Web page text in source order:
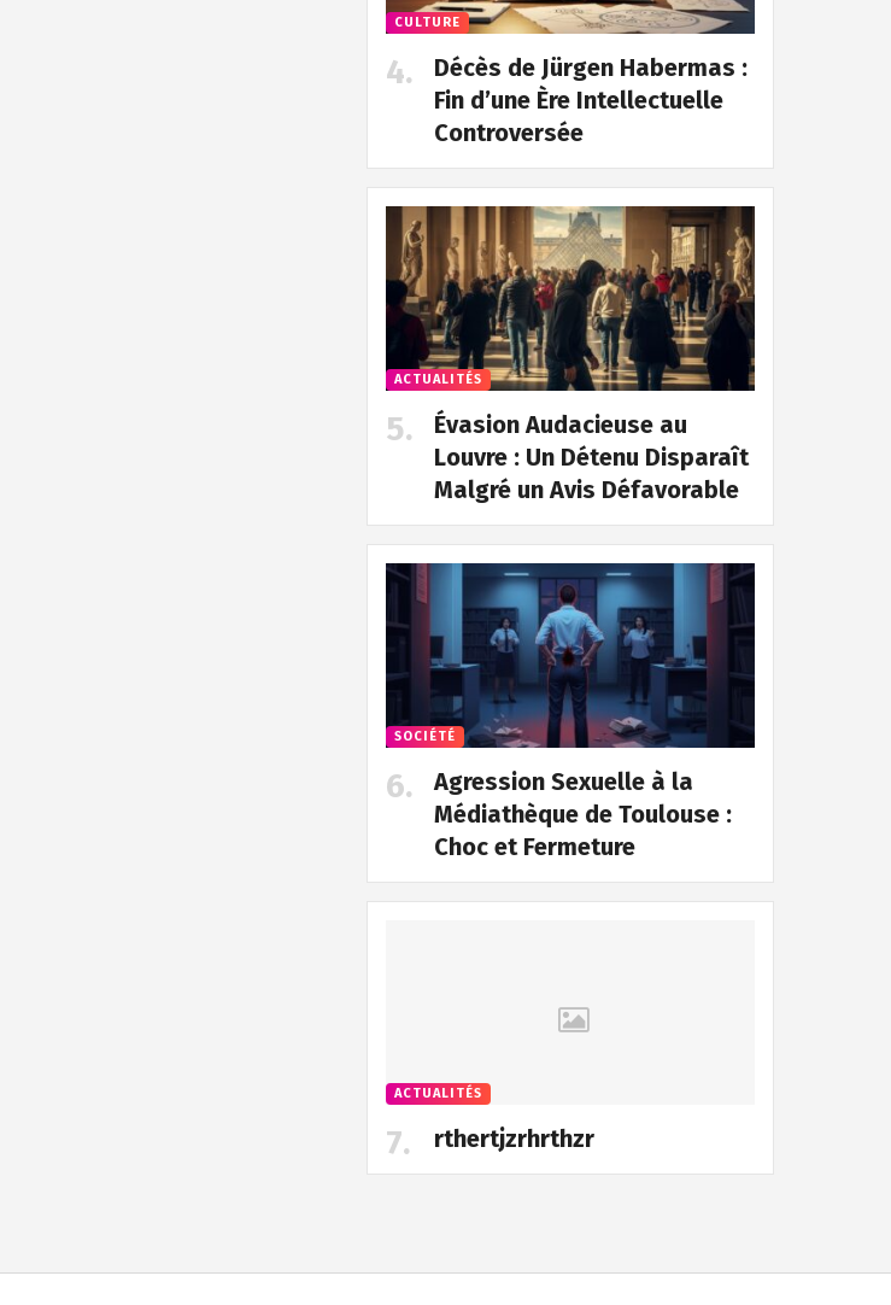
CULTURE
Décès de Jürgen Habermas :
Fin d’une Ère Intellectuelle
Controversée
ACTUALITÉS
Évasion Audacieuse au
Louvre : Un Détenu Disparaît
Malgré un Avis Défavorable
SOCIÉTÉ
Agression Sexuelle à la
Médiathèque de Toulouse :
Choc et Fermeture
ACTUALITÉS
rthertjzrhrthzr